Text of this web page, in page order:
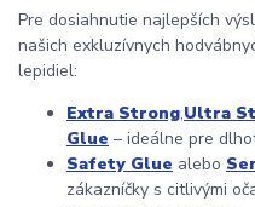
Pre dosiahnutie najlepších
našich exkluzívnych
lepidiel:
Extra Strong,Ultra
Glue – ideálne pre
Safety Glue alebo
zákazníčky s citlivými